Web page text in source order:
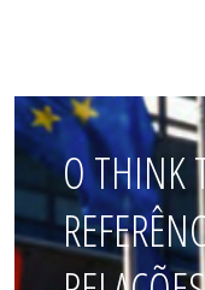
O THINK